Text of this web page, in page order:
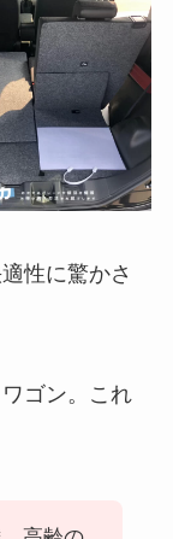
性に驚かさ
ゴン。これ